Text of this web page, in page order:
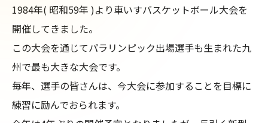
1984年( 昭和59年 )より車いすバスケットボール大会を
開催してきました。
この大会を通じてパラリンピック出場選手も生まれた九
州で最も大きな大会です。
毎年、選手の皆さんは、今大会に参加することを目標に
練習に励んでおられます。